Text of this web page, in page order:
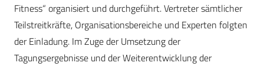
Fitness“ organisiert und durchgeführt. Vertreter sämtlicher
Teilstreitkräfte, Organisationsbereiche und Experten folgten
der Einladung. Im Zuge der Umsetzung der
Tagungsergebnisse und der Weiterentwicklung der